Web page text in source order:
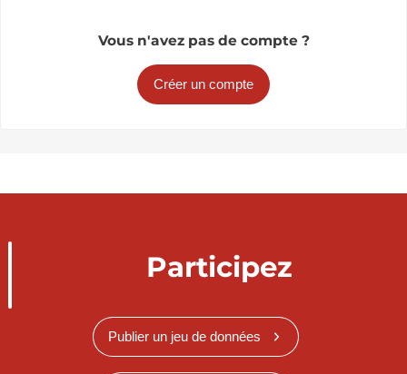
Vous n'avez pas de compte ?
Créer un compte
Participez
Publier un jeu de données